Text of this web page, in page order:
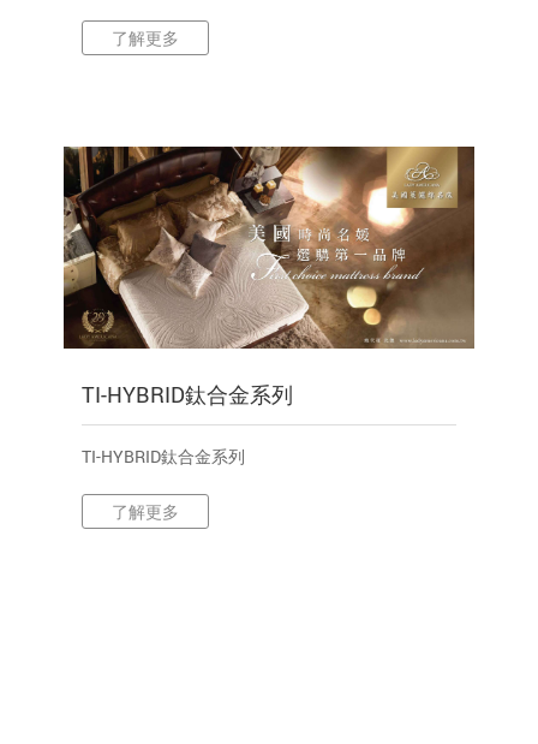
了解更多
TI-HYBRID鈦合金系列
TI-HYBRID鈦合金系列
了解更多